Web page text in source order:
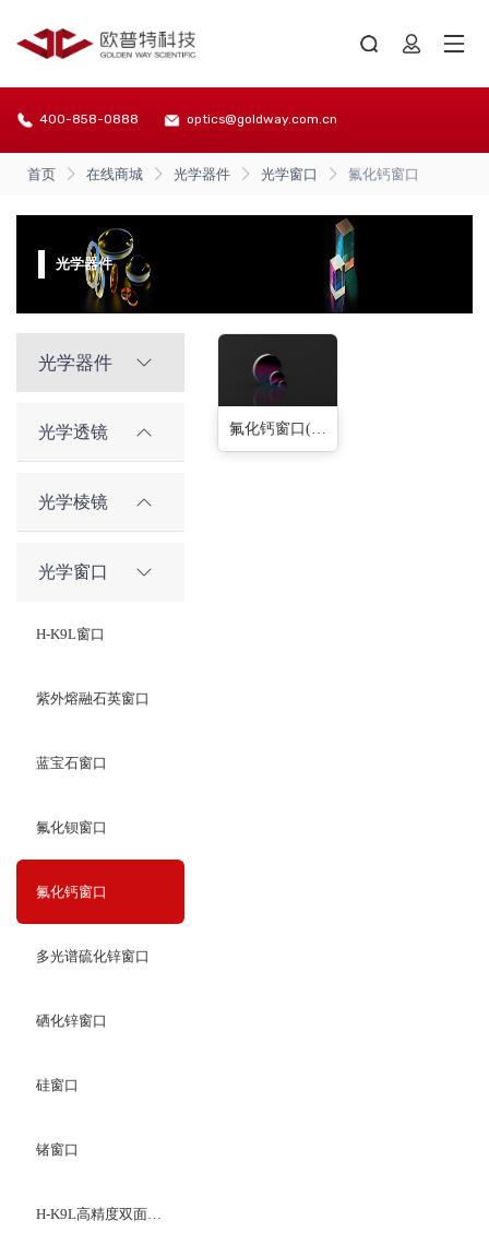
400-858-0888 optics@goldway.com.cn
首页 在线商城 光学器件 光学窗口 氟化钙窗口
光学器件
光学器件
光学透镜
光学棱镜
光学窗口
H-K9L窗口
紫外熔融石英窗口
蓝宝石窗口
氟化钡窗口
氟化钙窗口
多光谱硫化锌窗口
硒化锌窗口
硅窗口
锗窗口
氟化钙窗口(6种)